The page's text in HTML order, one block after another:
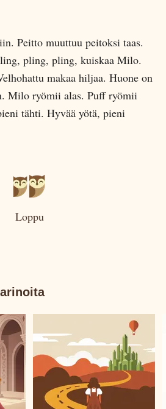
Peitto muuttuu peitoksi taas.
pling, pling, kuiskaa Milo.
makaa hiljaa. Huone on
Milo ryömii alas. Puff ryömii
tähti. Hyvää yötä, pieni
Loppu